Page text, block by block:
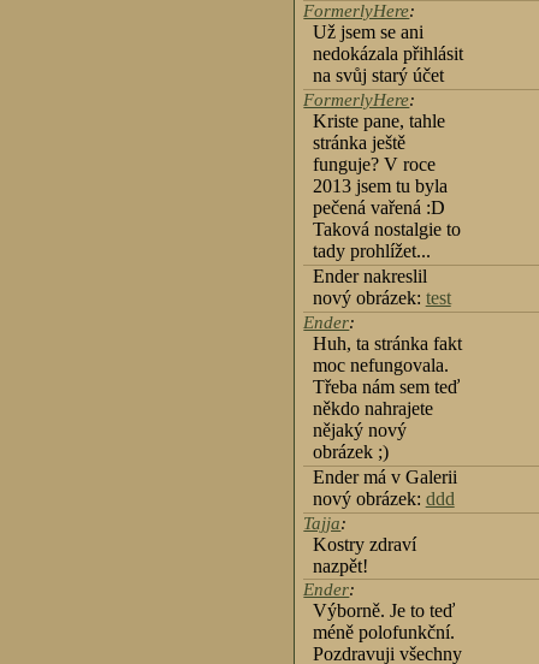
FormerlyHere:
Už jsem se ani
nedokázala přihlásit
na svůj starý účet
FormerlyHere:
Kriste pane, tahle
stránka ještě
funguje? V roce
2013 jsem tu byla
pečená vařená :D
Taková nostalgie to
tady prohlížet...
Ender nakreslil
nový obrázek: test
Ender:
Huh, ta stránka fakt
moc nefungovala.
Třeba nám sem teď
někdo nahrajete
nějaký nový
obrázek ;)
Ender má v Galerii
nový obrázek: ddd
Tajja:
Kostry zdraví
nazpět!
Ender:
Výborně. Je to teď
méně polofunkční.
Pozdravuji všechny